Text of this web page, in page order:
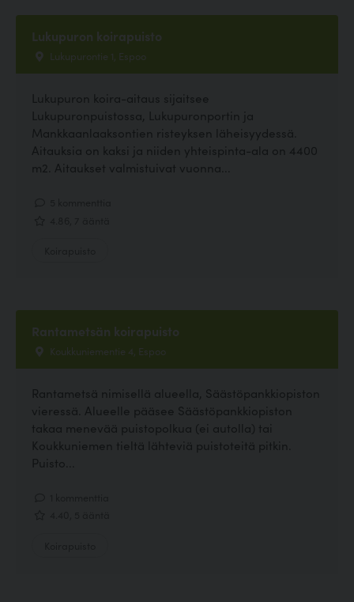
Lukupuron koirapuisto
Lukupurontie 1, Espoo
Lukupuron koira-aitaus sijaitsee
Lukupuronpuistossa, Lukupuronportin ja
Mankkaanlaaksontien risteyksen läheisyydessä.
Aitauksia on kaksi ja niiden yhteispinta-ala on 4400
m2. Aitaukset valmistuivat vuonna...
Rantametsän koirapuisto
Koukkuniementie 4, Espoo
Rantametsä nimisellä alueella, Säästöpankkiopiston
vieressä. Alueelle pääsee Säästöpankkiopiston
takaa menevää puistopolkua (ei autolla) tai
Koukkuniemen tieltä lähteviä puistoteitä pitkin.
Puisto...